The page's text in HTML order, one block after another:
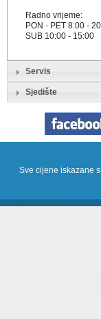
Radno vrijeme:
PON - PET 8:00 -
SUB 10:00 - 15:00
Servis
Sjedište
Sve cijene iskazane